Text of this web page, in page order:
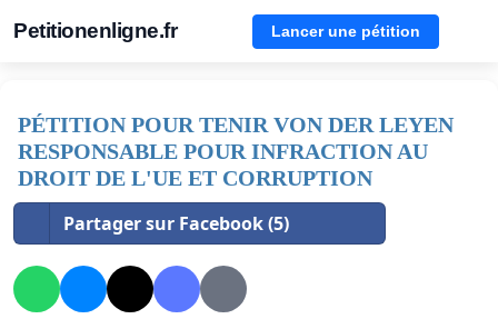
Petitionenligne.fr Lancer une pétition
PÉTITION POUR TENIR VON DER LEYEN
RESPONSABLE POUR INFRACTION AU
DROIT DE L'UE ET CORRUPTION
Partager sur Facebook (5)